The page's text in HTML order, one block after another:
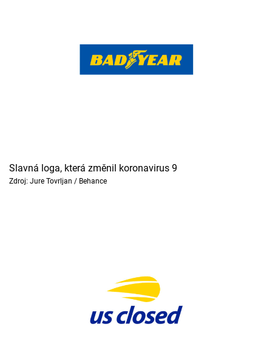
Slavná loga, která změnil koronavirus 9
Zdroj: Jure Tovrljan / Behance